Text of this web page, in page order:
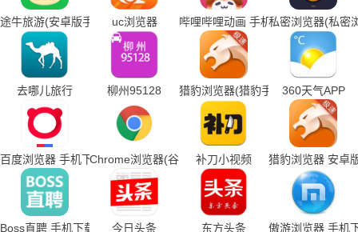
途牛旅游(安卓版手机下载)uc浏览器 哔哩哔哩动画 手机下载私密浏览器(私密
去哪儿旅行 柳州95128 猎豹浏览器(猎豹手机浏览器下载)
360天气APP
百度浏览器 手机下载Chrome浏览器(谷歌浏览器手机下载)
补刀小视频 猎豹浏览器 安卓
Boss直聘 手机下载 今日头条 东方头条 傲游浏览器 手机